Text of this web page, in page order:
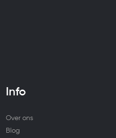
Info
Over ons
Blog